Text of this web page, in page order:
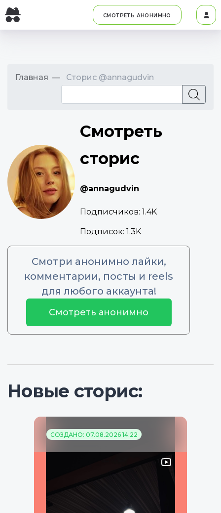
СМОТРЕТЬ АНОНИМНО
Главная Сторис @annagudvin
Смотреть
сторис
@annagudvin
Подписчиков: 1.4K
Подписок: 1.3K
Смотри анонимно лайки,
комментарии, посты и reels
для любого аккаунта!
Смотреть анонимно
Новые сторис:
СОЗДАНО: 07.08.2026 14:22